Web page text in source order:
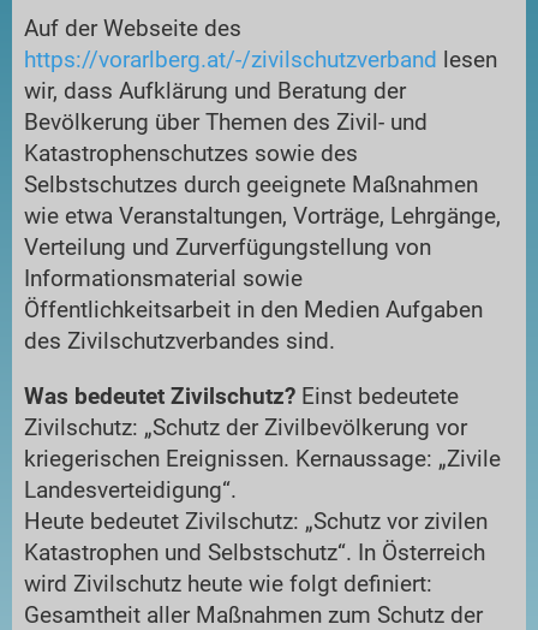
Auf der Webseite des
https://vorarlberg.at/-/zivilschutzverband lesen
wir, dass Aufklärung und Beratung der
Bevölkerung über Themen des Zivil- und
Katastrophenschutzes sowie des
Selbstschutzes durch geeignete Maßnahmen
wie etwa Veranstaltungen, Vorträge, Lehrgänge,
Verteilung und Zurverfügungstellung von
Informationsmaterial sowie
Öffentlichkeitsarbeit in den Medien Aufgaben
des Zivilschutzverbandes sind.
Was bedeutet Zivilschutz? Einst bedeutete
Zivilschutz: „Schutz der Zivilbevölkerung vor
kriegerischen Ereignissen. Kernaussage: „Zivile
Landesverteidigung“.
Heute bedeutet Zivilschutz: „Schutz vor zivilen
Katastrophen und Selbstschutz“. In Österreich
wird Zivilschutz heute wie folgt definiert:
Gesamtheit aller Maßnahmen zum Schutz der